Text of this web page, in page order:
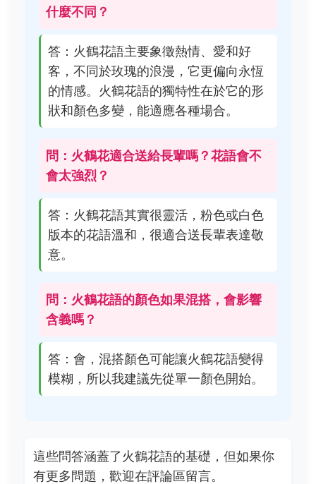
什麼不同？
答：火鶴花語主要象徵熱情、愛和好
客，不同於玫瑰的浪漫，它更偏向永恆
的情感。火鶴花語的獨特性在於它的形
狀和顏色多變，能適應各種場合。
問：火鶴花適合送給長輩嗎？花語會不
會太強烈？
答：火鶴花語其實很靈活，粉色或白色
版本的花語溫和，很適合送長輩表達敬
意。
問：火鶴花語的顏色如果混搭，會影響
含義嗎？
答：會，混搭顏色可能讓火鶴花語變得
模糊，所以我建議先從單一顏色開始。
這些問答涵蓋了火鶴花語的基礎，但如果你
有更多問題，歡迎在評論區留言。